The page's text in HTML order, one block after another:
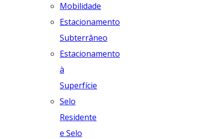
Mobilidade
Estacionamento
Subterrâneo
Estacionamento
à
Superfície
Selo
Residente
e Selo